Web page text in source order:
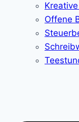
Offene